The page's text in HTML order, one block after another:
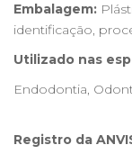
Embalagem:
identificação,
Utilizado nas
Endodontia,
Registro da